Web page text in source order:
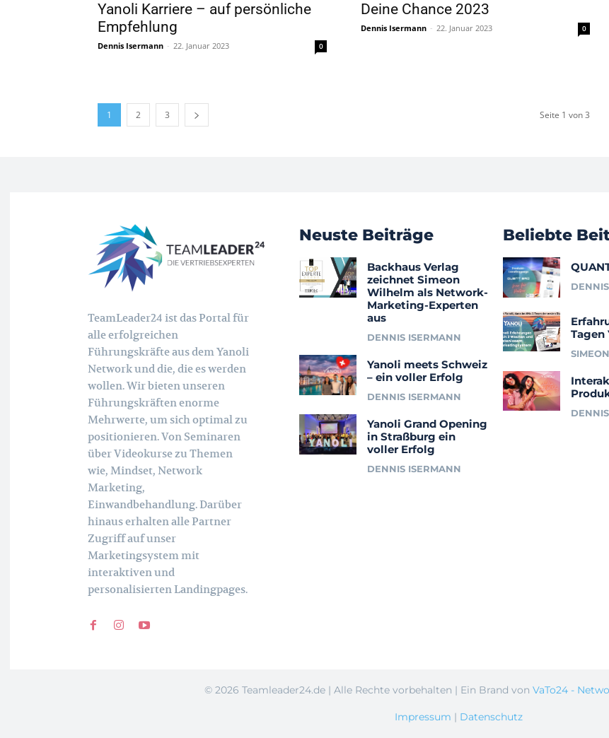
Yanoli Karriere – auf persönliche
Empfehlung
Dennis Isermann - 22. Januar 2023 0
Deine Chance 2023
Dennis Isermann - 22. Januar 2023 0
1 2 3 Seite 1 von 3
TeamLeader24 ist das Portal für
alle erfolgreichen
Führungskräfte aus dem Yanoli
Network und die, die es werden
wollen. Wir bieten unseren
Führungskräften enorme
Mehrwerte, um sich optimal zu
positionieren. Von Seminaren
über Videokurse zu Themen
wie, Mindset, Network
Marketing,
Einwandbehandlung. Darüber
hinaus erhalten alle Partner
Zugriff auf unser
Marketingsystem mit
interaktiven und
personalisierten Landingpages.
Neuste Beiträge
Backhaus Verlag
zeichnet Simeon
Wilhelm als Network-
Marketing-Experten
aus
DENNIS ISERMANN
Yanoli meets Schweiz
– ein voller Erfolg
DENNIS ISERMANN
Yanoli Grand Opening
in Straßburg ein
voller Erfolg
DENNIS ISERMANN
Beliebte
Tagen
© 2026 Teamleader24.de | Alle Rechte vorbehalten | Ein Brand von VaTo24 -
Impressum | Datenschutz